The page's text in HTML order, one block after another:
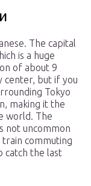
The capital
is a huge
of about 9
center, but if you
Tokyo
making it the
world. The
not uncommon
commuting
catch the last